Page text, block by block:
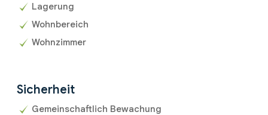
Lagerung
Wohnbereich
Wohnzimmer
Sicherheit
Gemeinschaftlich Bewachung